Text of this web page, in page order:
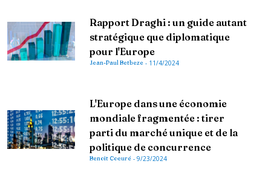
Rapport Draghi : un guide autant
stratégique que diplomatique
pour l'Europe
Jean-Paul Betbeze - 11/4/2024
L'Europe dans une économie
mondiale fragmentée : tirer
parti du marché unique et de la
politique de concurrence
Benoît Coeuré - 9/23/2024